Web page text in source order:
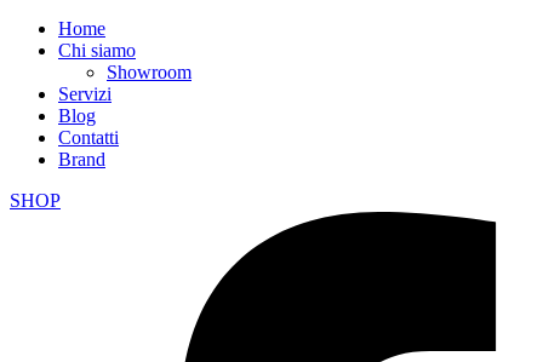
Home
Chi siamo
Showroom
Servizi
Blog
Contatti
Brand
SHOP